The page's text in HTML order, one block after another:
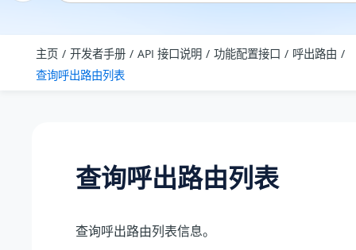
主页 开发者手册 API 接口说明 功能配置接口
呼出路由
查询呼出路由列表
查询呼出路由列表
查询呼出路由列表信息。